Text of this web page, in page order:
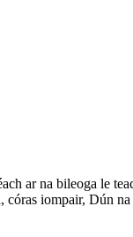
ar na bileoga le
córas iompair, Dún